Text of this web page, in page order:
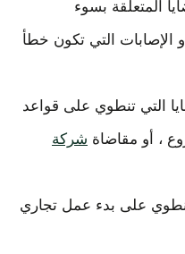
المتعلقة بسوء
الإصابات التي تكون خطأ
التي تنطوي على قواعد
، أو مقاضاة شركة
على بدء عمل تجاري